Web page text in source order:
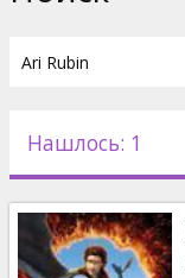
Новости
Подарки
Нашлось: 1